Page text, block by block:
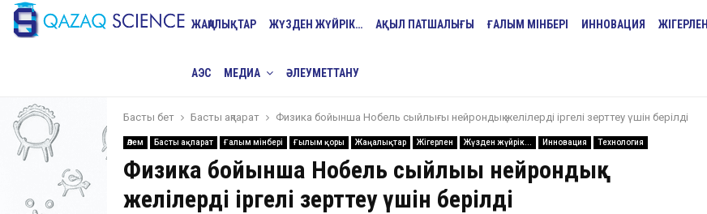
ЖАҢАЛЫҚТАР ЖҮЗДЕН ЖҮЙРІК… АҚЫЛ ПАТШАЛЫҒЫ ҒАЛЫМ МІНБЕРІ ИННОВАЦИЯ ЖІГЕРЛЕН
АЭС МЕДИА ӘЛЕУМЕТТАНУ
Басты бет Басты ақпарат Физика бойынша Нобель сыйлығы нейрондық желілерді іргелі зерттеу үшін берілді
Әлем Басты ақпарат Ғалым мінбері Ғылым қоры Жаңалықтар Жігерлен Жүзден жүйрік... Инновация Технология
Физика бойынша Нобель сыйлығы нейрондық
желілерді іргелі зерттеу үшін берілді